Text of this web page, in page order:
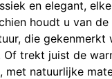
en elegant,
houdt u van
die
Of trekt juist de
met natuurlijke